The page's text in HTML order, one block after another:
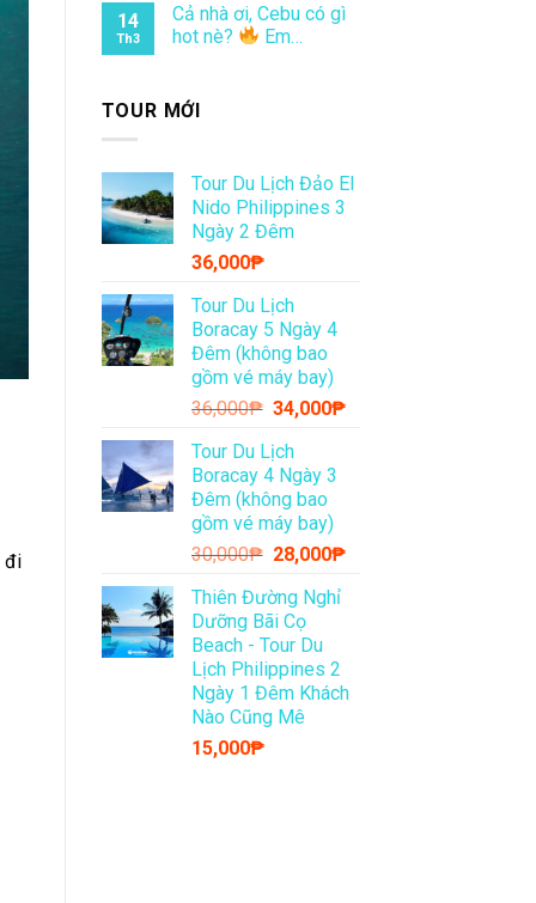
đi
14
Th3
Cả nhà ơi, Cebu có gì
hot nè?
Em…
TOUR MỚI
Tour Du Lịch Đảo El
Nido Philippines 3
Ngày 2 Đêm
36,000₱
Tour Du Lịch
Boracay 5 Ngày 4
Đêm (không bao
gồm vé máy bay)
36,000₱ Giá
là:
36,000₱.
34,000₱Giá
Tour Du Lịch
Boracay 4 Ngày 3
Đêm (không bao
gồm vé máy bay)
30,000₱ Giá
là:
30,000₱.
28,000₱Giá
Thiên Đường Nghỉ
Dưỡng Bãi Cọ
Beach - Tour Du
Lịch Philippines 2
Ngày 1 Đêm Khách
Nào Cũng Mê
15,000₱